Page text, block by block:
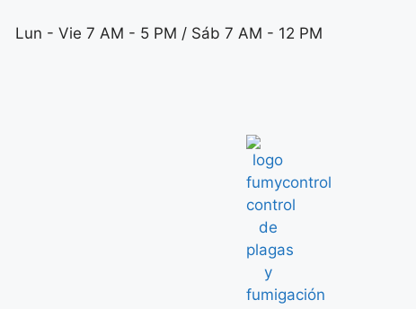
Lun - Vie 7 AM - 5 PM / Sáb 7 AM - 12 PM